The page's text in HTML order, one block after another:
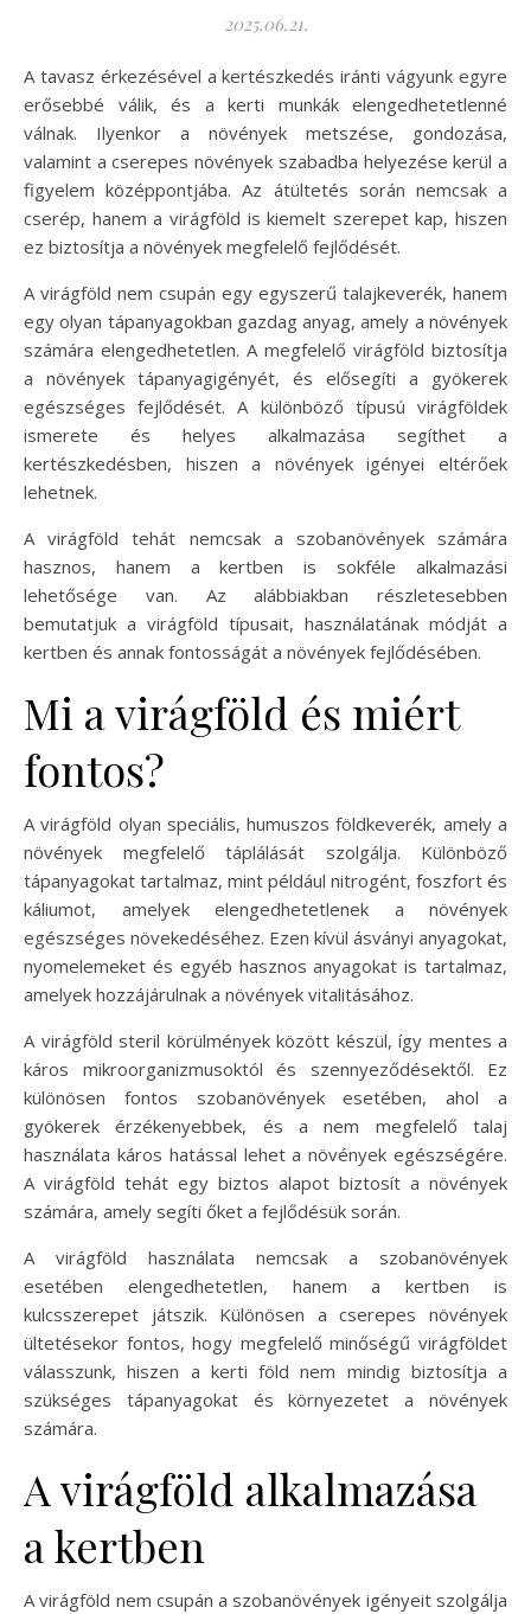
2025.06.21.
A tavasz érkezésével a kertészkedés iránti vágyunk egyre
erősebbé válik, és a kerti munkák elengedhetetlenné
válnak. Ilyenkor a növények metszése, gondozása,
valamint a cserepes növények szabadba helyezése kerül a
figyelem középpontjába. Az átültetés során nemcsak a
cserép, hanem a virágföld is kiemelt szerepet kap, hiszen
ez biztosítja a növények megfelelő fejlődését.
A virágföld nem csupán egy egyszerű talajkeverék, hanem
egy olyan tápanyagokban gazdag anyag, amely a növények
számára elengedhetetlen. A megfelelő virágföld biztosítja
a növények tápanyagigényét, és elősegíti a gyökerek
egészséges fejlődését. A különböző típusú virágföldek
ismerete és helyes alkalmazása segíthet a
kertészkedésben, hiszen a növények igényei eltérőek
lehetnek.
A virágföld tehát nemcsak a szobanövények számára
hasznos, hanem a kertben is sokféle alkalmazási
lehetősége van. Az alábbiakban részletesebben
bemutatjuk a virágföld típusait, használatának módját a
kertben és annak fontosságát a növények fejlődésében.
Mi a virágföld és miért
fontos?
A virágföld olyan speciális, humuszos földkeverék, amely a
növények megfelelő táplálását szolgálja. Különböző
tápanyagokat tartalmaz, mint például nitrogént, foszfort és
káliumot, amelyek elengedhetetlenek a növények
egészséges növekedéséhez. Ezen kívül ásványi anyagokat,
nyomelemeket és egyéb hasznos anyagokat is tartalmaz,
amelyek hozzájárulnak a növények vitalitásához.
A virágföld steril körülmények között készül, így mentes a
káros mikroorganizmusoktól és szennyeződésektől. Ez
különösen fontos szobanövények esetében, ahol a
gyökerek érzékenyebbek, és a nem megfelelő talaj
használata káros hatással lehet a növények egészségére.
A virágföld tehát egy biztos alapot biztosít a növények
számára, amely segíti őket a fejlődésük során.
A virágföld használata nemcsak a szobanövények
esetében elengedhetetlen, hanem a kertben is
kulcsszerepet játszik. Különösen a cserepes növények
ültetésekor fontos, hogy megfelelő minőségű virágföldet
válasszunk, hiszen a kerti föld nem mindig biztosítja a
szükséges tápanyagokat és környezetet a növények
számára.
A virágföld alkalmazása
a kertben
A virágföld nem csupán a szobanövények igényeit szolgálja